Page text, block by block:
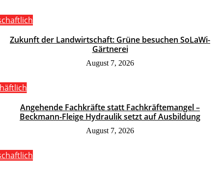
Zukunft der Landwirtschaft: Grüne besuchen SoLaWi-
Gärtnerei
August 7, 2026
Angehende Fachkräfte statt Fachkräftemangel –
Beckmann-Fleige Hydraulik setzt auf Ausbildung
August 7, 2026